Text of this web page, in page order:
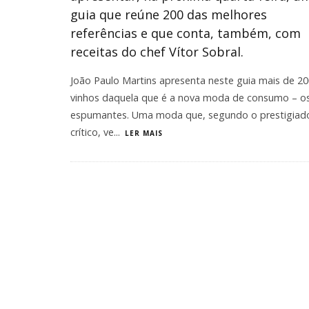
guia que reúne 200 das melhores
referências e que conta, também, com
receitas do chef Vítor Sobral.
João Paulo Martins apresenta neste guia mais de
vinhos daquela que é a nova moda de consumo –
espumantes. Uma moda que, segundo o
crítico, ve... LER MAIS